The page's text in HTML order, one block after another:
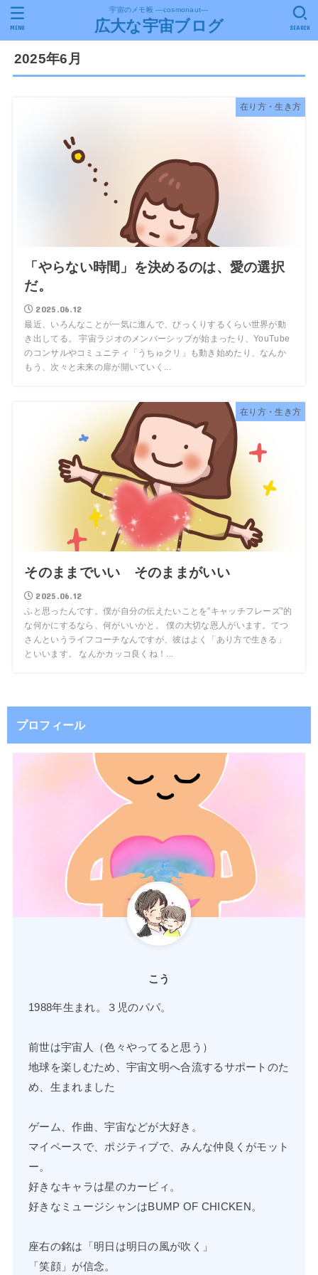
宇宙のメモ帳 ―cosmonaut―
広大な宇宙ブログ SEARCH
MENU
2025年6月
在り方・生き方
「やらない時間」を決めるのは、愛の選択
だ。
2025.06.12
最近、いろんなことが一気に進んで、びっくりするくらい世界が動
き出してる。 宇宙ラジオのメンバーシップが始まったり、YouTube
のコンサルやコミュニティ「うちゅクリ」も動き始めたり、なんか
もう、次々と未来の扉が開いていく...
在り方・生き方
そのままでいい そのままがいい
2025.06.12
ふと思ったんです。僕が自分の伝えたいことを”キャッチフレーズ”的
な何かにするなら、何がいいかと。 僕の大切な恩人がいます。てつ
さんというライフコーチなんですが、彼はよく「あり方で生きる」
といいます。 なんかカッコ良くね！...
プロフィール
こう
1988年生まれ。３児のパパ。
前世は宇宙人（色々やってると思う）
地球を楽しむため、宇宙文明へ合流するサポートのた
め、生まれました
ゲーム、作曲、宇宙などが大好き。
マイペースで、ポジティブで、みんな仲良くがモット
ー。
好きなキャラは星のカービィ。
好きなミュージシャンはBUMP OF CHICKEN。
座右の銘は「明日は明日の風が吹く」
「笑顔」が信念。